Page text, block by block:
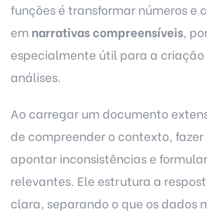
funções é transformar números e
em narrativas compreensíveis,
especialmente útil para a criação
análises.
Ao carregar um documento
de compreender o contexto,
apontar inconsistências e
relevantes. Ele estrutura a
clara, separando o que os dados